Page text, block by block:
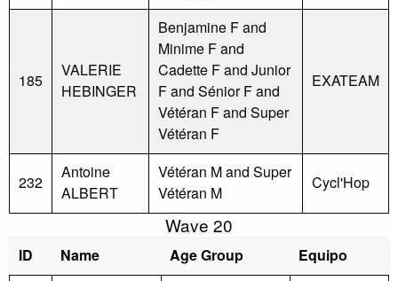
185
VALERIE
HEBINGER
Benjamine F and
Minime F and
Cadette F and Junior
F and Sénior F and
Vétéran F and Super
Vétéran F
EXATEAM
232
Antoine
ALBERT
Vétéran M and Super
Vétéran M
Cycl'Hop
Wave 20
ID Name Age Group Equipo